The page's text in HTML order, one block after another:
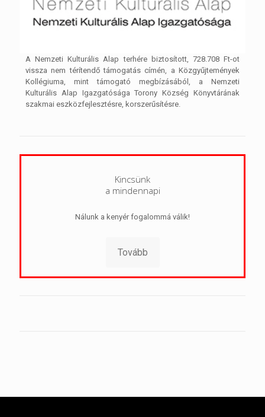
A Nemzeti Kulturális Alap terhére biztosított, 728.708 Ft-ot
vissza nem térítendő támogatás címén, a Közgyűjtemények
Kollégiuma, mint támogató megbízásából, a Nemzeti
Kulturális Alap Igazgatósága Torony Község Könyvtárának
szakmai eszközfejlesztésre, korszerűsítésre.
Kincsünk
a mindennapi
Nálunk a kenyér fogalommá válik!
Tovább